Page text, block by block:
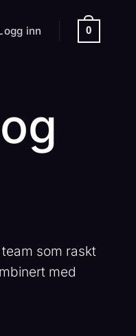
inn 0
som raskt
med